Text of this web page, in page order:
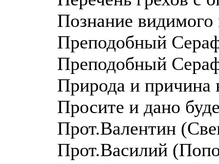
Познание
Преподобный
Преподобный
Природа и причина
Просите и дано
Прот.Валентин
Прот.Василий